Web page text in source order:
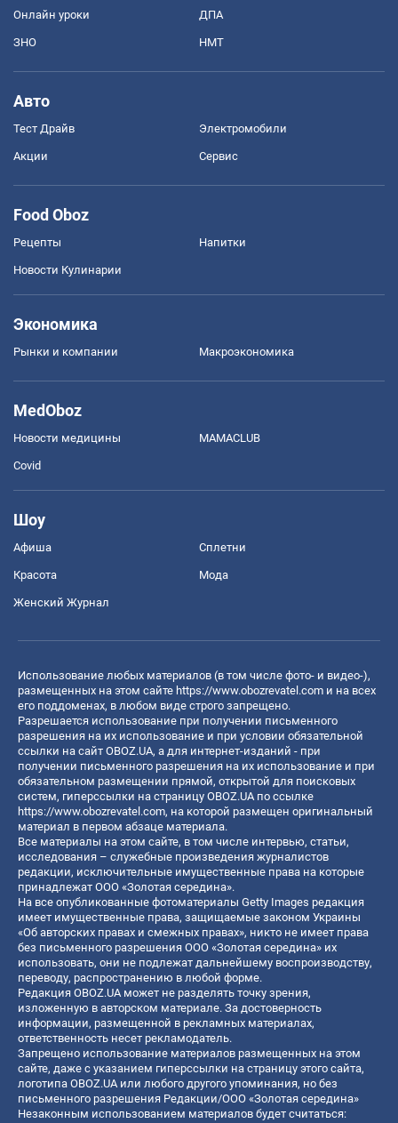
Онлайн уроки ДПА
ЗНО НМТ
Авто
Тест Драйв Электромобили
Акции Сервис
Food Oboz
Рецепты Напитки
Новости Кулинарии
Экономика
Рынки и компании Mакроэкономика
MedOboz
Новости медицины MAMACLUB
Covid
Шоу
Афиша Сплетни
Красота Мода
Женский Журнал
Использование любых материалов (в том числе фото- и видео-),
размещенных на этом сайте https://www.obozrevatel.com и на всех
его поддоменах, в любом виде строго запрещено.
Разрешается использование при получении письменного
разрешения на их использование и при условии обязательной
ссылки на сайт OBOZ.UA, а для интернет-изданий - при
получении письменного разрешения на их использование и при
обязательном размещении прямой, открытой для поисковых
систем, гиперссылки на страницу OBOZ.UA по ссылке
https://www.obozrevatel.com, на которой размещен оригинальный
материал в первом абзаце материала.
Все материалы на этом сайте, в том числе интервью, статьи,
исследования – служебные произведения журналистов
редакции, исключительные имущественные права на которые
принадлежат ООО «Золотая середина».
На все опубликованные фотоматериалы Getty Images редакция
имеет имущественные права, защищаемые законом Украины
«Об авторских правах и смежных правах», никто не имеет права
без письменного разрешения ООО «Золотая середина» их
использовать, они не подлежат дальнейшему воспроизводству,
переводу, распространению в любой форме.
Редакция OBOZ.UA может не разделять точку зрения,
изложенную в авторском материале. За достоверность
информации, размещенной в рекламных материалах,
ответственность несет рекламодатель.
Запрещено использование материалов размещенных на этом
сайте, даже с указанием гиперссылки на страницу этого сайта,
логотипа OBOZ.UA или любого другого упоминания, но без
письменного разрешения Редакции/ООО «Золотая середина»
Незаконным использованием материалов будет считаться: